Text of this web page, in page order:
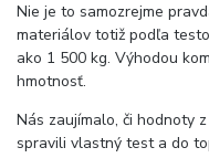
Nie je to samozrejme
materiálov totiž podľa
ako 1 500 kg. Výhodou
hmotnosť.
Nás zaujímalo, či hodnoty
spravili vlastný test a do